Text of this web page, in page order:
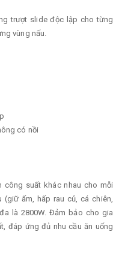
trượt slide độc lập cho từng
vùng nấu.
có nồi
công suất khác nhau cho mỗi
(giữ ấm, hấp rau củ, cá chiên,
là 2800W. Đảm bảo cho gia
đáp ứng đủ nhu cầu ăn uống